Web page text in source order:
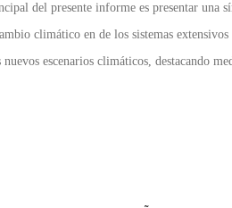
del presente informe es presentar una
climático en de los sistemas
nuevos escenarios climáticos, destacando